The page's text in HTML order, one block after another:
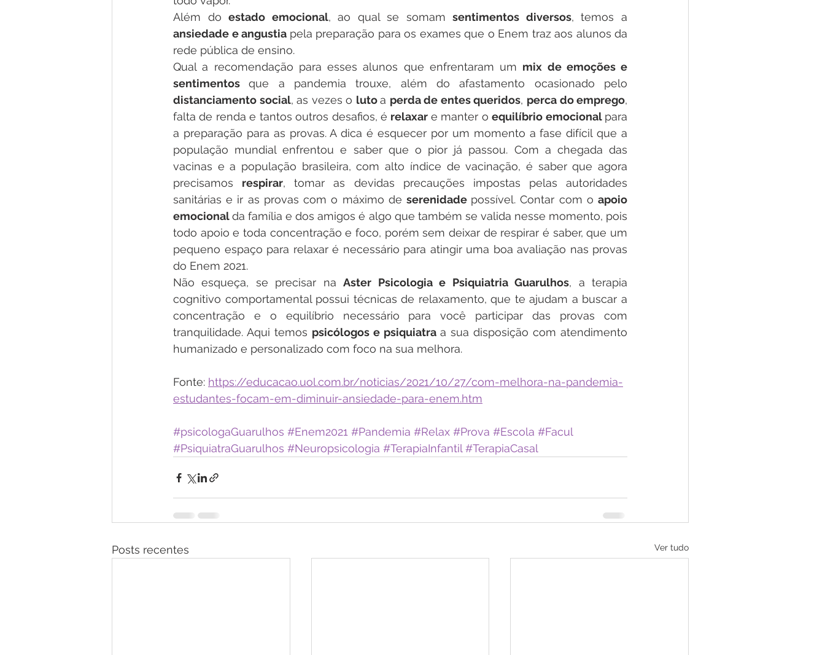
Além do estado emocional, ao qual se somam sentimentos diversos
ansiedade e angustia pela preparação para os exames que o Enem traz aos alunos da
rede pública de ensino.
Qual a recomendação para esses alunos que enfrentaram um mix de emoções e
sentimentos
distanciamento social, as vezes o luto a perda de entes queridos, perca do emprego,
falta de renda e tantos outros desafios, é relaxar e manter o equilíbrio emocional para
a preparação para as provas. A dica é esquecer por um momento a fase difícil que a
população mundial enfrentou e saber que o pior já passou. Com a chegada das
vacinas e a população brasileira, com alto índice de vacinação, é saber que agora
precisamos respirar, tomar as devidas precauções impostas pelas autoridades
sanitárias e ir as provas com o máximo de serenidade possível. Contar com o apoio
emocional da família e dos amigos é algo que também se valida nesse momento, pois
todo apoio e toda concentração e foco, porém sem deixar de respirar é saber, que um
pequeno espaço para relaxar é necessário para atingir uma boa avaliação nas provas
do Enem 2021.
Não esqueça, se precisar na Aster Psicologia e Psiquiatria Guarulhos, a terapia
cognitivo comportamental possui técnicas de relaxamento, que te ajudam a buscar a
concentração e o equilíbrio necessário para você participar das provas com
tranquilidade. Aqui temos psicólogos e psiquiatra a sua disposição com atendimento
humanizado e personalizado com foco na sua melhora.
Fonte: https://educacao.uol.com.br/noticias/2021/10/27/com-melhora-na-pandemia-
estudantes-focam-em-diminuir-ansiedade-para-enem.htm
#psicologaGuarulhos #Enem2021 #Pandemia #Relax #Prova #Escola #Facul
#PsiquiatraGuarulhos #Neuropsicologia #TerapiaInfantil #TerapiaCasal
Posts recentes Ver tudo